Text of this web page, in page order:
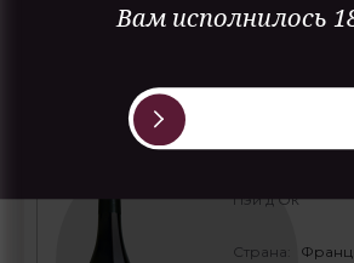
Вам исполнилось
Domaine de
Galets Roulés
Пэй д'Ок
Страна: